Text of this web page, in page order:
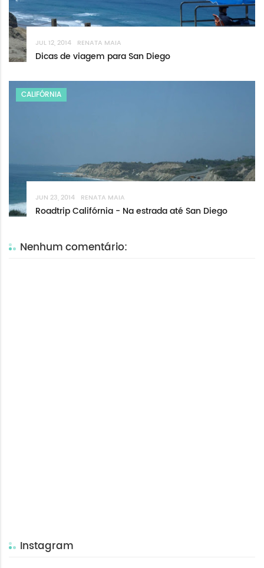
JUL 12, 2014 RENATA MAIA
Dicas de viagem para San Diego
CALIFÓRNIA
JUN 23, 2014 RENATA MAIA
Roadtrip Califórnia - Na estrada até San Diego
Nenhum comentário:
Instagram